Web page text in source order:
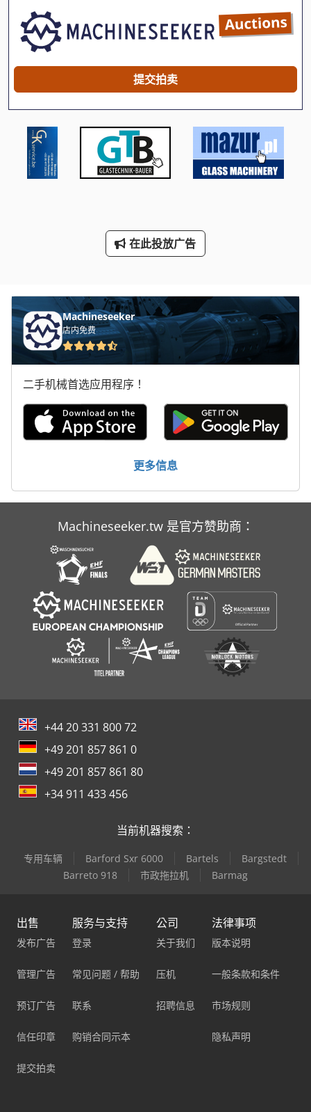
International 510
International 560
Kgs 1670
Mvh 5 1 4 B
Ng 200
玻璃 车床
车轮
车间 设备
车间起重机
餐车
提交拍卖
在此投放广告
Machineseeker
店内免费
二手机械首选应用程序！
更多信息
Machineseeker.tw 是官方赞助商：
+44 20 331 800 72
+49 201 857 861 0
+49 201 857 861 80
+34 911 433 456
当前机器搜索：
专用车辆 Barford Sxr 6000 Bartels
Bargstedt
Barreto 918
市政拖拉机 Barmag
出售
发布广告
管理广告
预订广告
信任印章
提交拍卖
服务与支持
登录
常见问题 / 帮助
联系
购销合同示本
公司
关于我们
压机
招聘信息
法律事项
版本说明
一般条款和条件
市场规则
隐私声明